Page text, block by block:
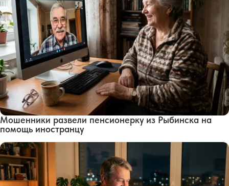
Мошенники развели пенсионерку из Рыбинска на
помощь иностранцу